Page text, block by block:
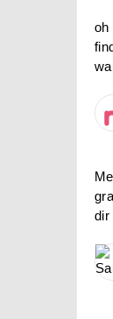
oh
dir